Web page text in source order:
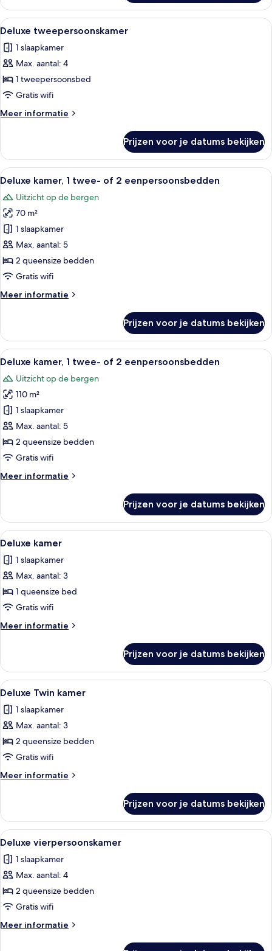
Quad
Room
Alle
foto's
voor
Deluxe
tweepersoonskamer
laden
Een kamer met een kat die op de
5
Deluxe tweepersoonskamer
1 slaapkamer
Max. aantal: 4
1 tweepersoonsbed
Gratis wifi
Meer informatie
Meer
tweepersoonskamer
Prijzen voor je datums bekijken
Alle
foto's
voor
Deluxe
kamer,
1
twee-
of
eenpersoonsbedden
Een hotelkamer met twee bedden,
4
Deluxe kamer, 1 twee- of 2 eenpersoonsbedden
Uitzicht op de bergen
70 m²
1 slaapkamer
Max. aantal: 5
2 queensize bedden
Gratis wifi
Meer informatie
Meer
kamer,
twee-
2
eenpersoonsbedden
Prijzen voor je datums bekijken
Alle
foto's
voor
Deluxe
kamer,
1
twee-
of
eenpersoonsbedden
Een hotelkamer met twee bedden,
4
Deluxe kamer, 1 twee- of 2 eenpersoonsbedden
Uitzicht op de bergen
110 m²
1 slaapkamer
Max. aantal: 5
2 queensize bedden
Gratis wifi
Meer informatie
Meer
kamer,
twee-
2
eenpersoonsbedden
Prijzen voor je datums bekijken
Alle
foto's
voor
Deluxe
kamer
laden
Een hotelkamer met een groot bed,
2
Deluxe kamer
1 slaapkamer
Max. aantal: 3
1 queensize bed
Gratis wifi
Meer informatie
Meer
kamer
Prijzen voor je datums bekijken
Alle
foto's
voor
Deluxe
Twin
kamer
laden
Een hotelkamer met twee bedden,
2
Deluxe Twin kamer
1 slaapkamer
Max. aantal: 3
2 queensize bedden
Gratis wifi
Meer informatie
Meer
Twin
kamer
Prijzen voor je datums bekijken
Alle
foto's
voor
Deluxe
vierpersoonskamer
laden
Een hotelkamer met twee bedden,
2
Deluxe vierpersoonskamer
1 slaapkamer
Max. aantal: 4
2 queensize bedden
Gratis wifi
Meer informatie
Meer